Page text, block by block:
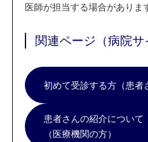
医師が担当する場合がありま
関連ページ（病院サ
初めて受診する方（患者
患者さんの紹介について
（医療機関の方）